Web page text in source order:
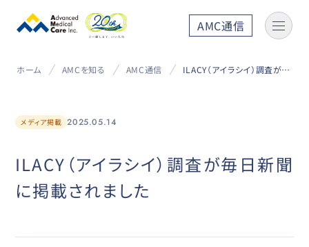
AMC通信
ホーム AMCを知る AMC通信 ILACY（アイラシイ）調査が毎日新聞に掲載されました
メディア掲載 2025.05.14
ILACY（アイラシイ）調査が毎日新聞
に掲載されました